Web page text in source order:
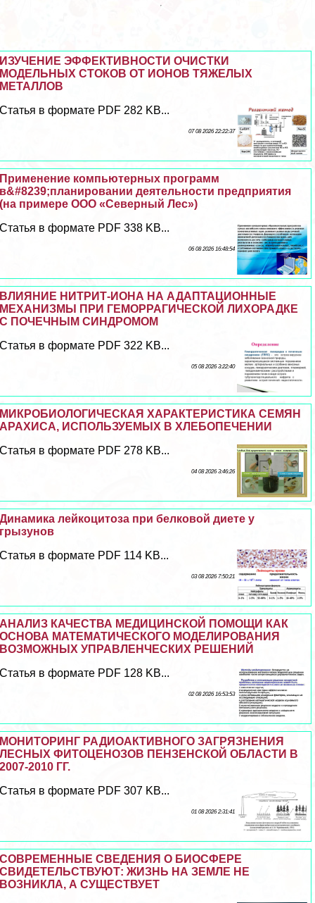
ИЗУЧЕНИЕ ЭФФЕКТИВНОСТИ ОЧИСТКИ
МОДЕЛЬНЫХ СТОКОВ ОТ ИОНОВ ТЯЖЕЛЫХ
МЕТАЛЛОВ
Статья в формате PDF 282 KB...
07 08 2026 22:22:37
Применение компьютерных программ
в&#8239;планировании деятельности предприятия
(на примере ООО «Северный Лес»)
Статья в формате PDF 338 KB...
06 08 2026 16:48:54
ВЛИЯНИЕ НИТРИТ-ИОНА НА АДАПТАЦИОННЫЕ
МЕХАНИЗМЫ ПРИ ГЕМОРРАГИЧЕСКОЙ ЛИХОРАДКЕ
С ПОЧЕЧНЫМ СИНДРОМОМ
Статья в формате PDF 322 KB...
05 08 2026 3:22:40
МИКРОБИОЛОГИЧЕСКАЯ ХАРАКТЕРИСТИКА СЕМЯН
АРАХИСА, ИСПОЛЬЗУЕМЫХ В ХЛЕБОПЕЧЕНИИ
Статья в формате PDF 278 KB...
04 08 2026 3:46:26
Динамика лейкоцитоза при белковой диете у
грызунов
Статья в формате PDF 114 KB...
03 08 2026 7:50:21
АНАЛИЗ КАЧЕСТВА МЕДИЦИНСКОЙ ПОМОЩИ КАК
ОСНОВА МАТЕМАТИЧЕСКОГО МОДЕЛИРОВАНИЯ
ВОЗМОЖНЫХ УПРАВЛЕНЧЕСКИХ РЕШЕНИЙ
Статья в формате PDF 128 KB...
02 08 2026 16:53:53
МОНИТОРИНГ РАДИОАКТИВНОГО ЗАГРЯЗНЕНИЯ
ЛЕСНЫХ ФИТОЦЕНОЗОВ ПЕНЗЕНСКОЙ ОБЛАСТИ В
2007-2010 ГГ.
Статья в формате PDF 307 KB...
01 08 2026 2:31:41
СОВРЕМЕННЫЕ СВЕДЕНИЯ О БИОСФЕРЕ
СВИДЕТЕЛЬСТВУЮТ: ЖИЗНЬ НА ЗЕМЛЕ НЕ
ВОЗНИКЛА, А СУЩЕСТВУЕТ